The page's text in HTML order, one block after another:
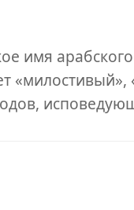
«милостивый»,